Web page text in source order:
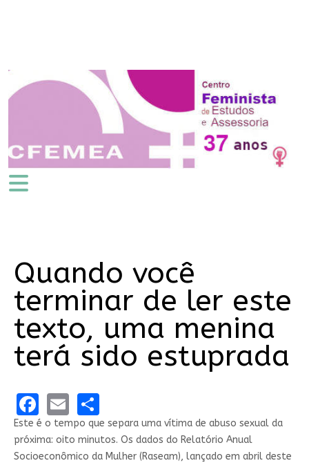
Quando você
terminar de ler este
texto, uma menina
terá sido estuprada
Facebook
EmailShare
Este é o tempo que separa uma vítima de abuso sexual da
próxima: oito minutos. Os dados do Relatório Anual
Socioeconômico da Mulher (Raseam), lançado em abril deste